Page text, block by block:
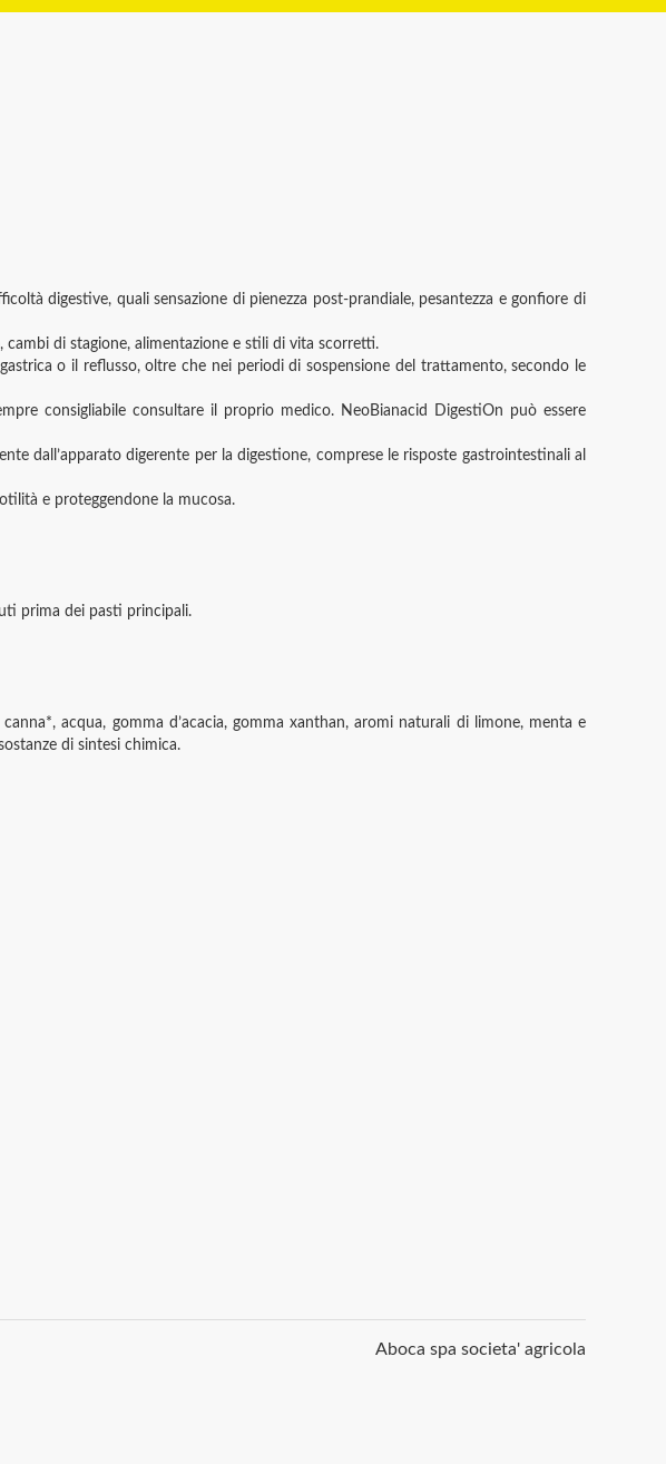
digestive, quali sensazione di pienezza post-prandiale, pesantezza e gonfiore di
di stagione, alimentazione e stili di vita scorretti.
o il reflusso, oltre che nei periodi di sospensione del trattamento, secondo le
consigliabile consultare il proprio medico. NeoBianacid DigestiOn può essere
dall’apparato digerente per la digestione, comprese le risposte gastrointestinali al
e proteggendone la mucosa.
prima dei pasti principali.
acqua, gomma d’acacia, gomma xanthan, aromi naturali di limone, menta e
di sintesi chimica.
Aboca spa societa' agricola